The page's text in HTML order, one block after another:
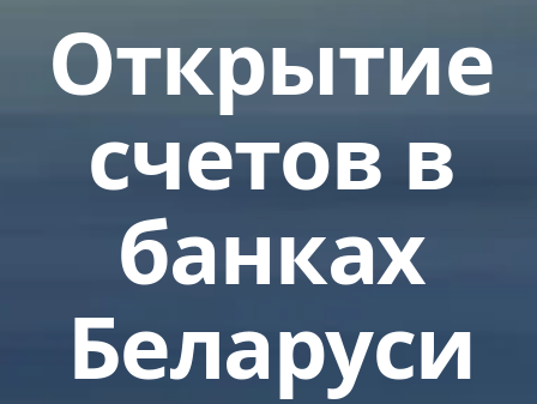
Открытие
счетов в
банках
Беларуси